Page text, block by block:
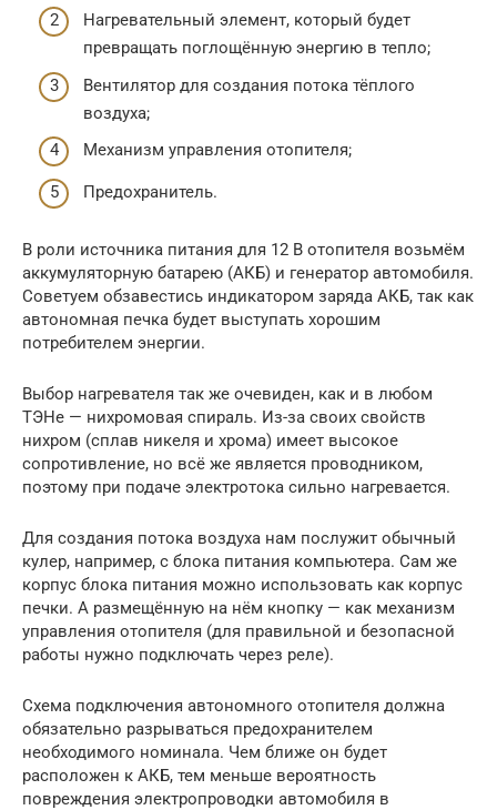
Нагревательный элемент, который будет
превращать поглощённую энергию в тепло;
Вентилятор для создания потока тёплого
воздуха;
Механизм управления отопителя;
Предохранитель.
В роли источника питания для 12 В отопителя возьмём
аккумуляторную батарею (АКБ) и генератор автомобиля.
Советуем обзавестись индикатором заряда АКБ, так как
автономная печка будет выступать хорошим
потребителем энергии.
Выбор нагревателя так же очевиден, как и в любом
ТЭНе — нихромовая спираль. Из-за своих свойств
нихром (сплав никеля и хрома) имеет высокое
сопротивление, но всё же является проводником,
поэтому при подаче электротока сильно нагревается.
Для создания потока воздуха нам послужит обычный
кулер, например, с блока питания компьютера. Сам же
корпус блока питания можно использовать как корпус
печки. А размещённую на нём кнопку — как механизм
управления отопителя (для правильной и безопасной
работы нужно подключать через реле).
Схема подключения автономного отопителя должна
обязательно разрываться предохранителем
необходимого номинала. Чем ближе он будет
расположен к АКБ, тем меньше вероятность
повреждения электропроводки автомобиля в